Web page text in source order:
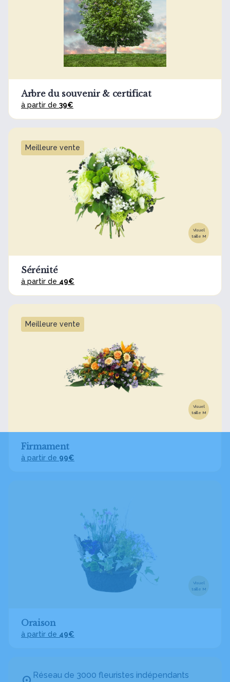
Réseau de 3000 fleuristes indépendants
Arbre du souvenir & certificat
à partir de 39€
Meilleure vente
Visuel
taille M
Sérénité
à partir de 49€
Meilleure vente
Visuel
taille M
Firmament
à partir de 99€
Visuel
taille M
Oraison
à partir de 49€